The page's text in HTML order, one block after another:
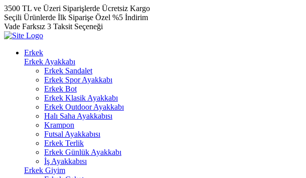
3500 TL ve Üzeri Siparişlerde Ücretsiz Kargo
Seçili Ürünlerde İlk Siparişe Özel %5 İndirim
Vade Farksız 3 Taksit Seçeneği
Erkek
Erkek Ayakkabı
Erkek Sandalet
Erkek Spor Ayakkabı
Erkek Bot
Erkek Klasik Ayakkabı
Erkek Outdoor Ayakkabı
Halı Saha Ayakkabısı
Krampon
Futsal Ayakkabısı
Erkek Terlik
Erkek Günlük Ayakkabı
İş Ayakkabısı
Erkek Giyim